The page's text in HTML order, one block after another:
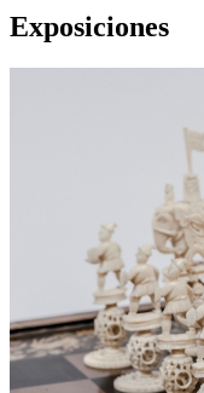
Exposiciones